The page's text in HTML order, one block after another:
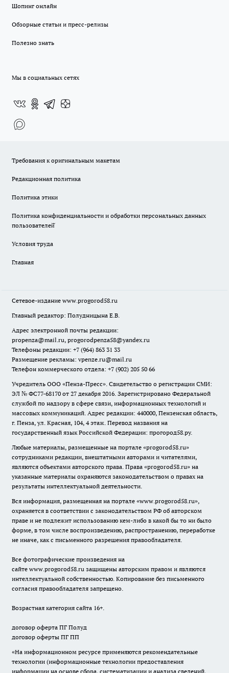
Шопинг онлайн
Обзорные статьи и пресс-релизы
Полезно знать
Мы в социальных сетях
Требования к оригинальным макетам
Редакционная политика
Политика этики
Политика конфиденциальности и обработки персональных данных
пользователей̆
Условия труда
Главная
Сетевое-издание www.progorod58.ru
Главный редактор: Полудницына Е.В.
Адрес электронной почты редакции:
propenza@mail.ru, progorodpenza58@yandex.ru
Телефоны редакции: +7 (964) 863 31 33
Размещение рекламы: vpenze.ru@mail.ru
Телефон коммерческого отдела: +7 (902) 205 50 66
Учредитель ООО «Пенза-Пресс». Свидетельство о регистрации СМИ:
ЭЛ № ФС77-68170 от 27 декабря 2016. Зарегистрировано Федеральной
службой по надзору в сфере связи, информационных технологий и
массовых коммуникаций. Адрес редакции: 440000, Пензенская область,
г. Пенза, ул. Красная, 104, 4 этаж. Перевод названия на
государственный язык Российской Федерации: прогород58.ру.
Любые материалы, размещенные на портале «progorod58.ru»
сотрудниками редакции, внештатными авторами и читателями,
являются объектами авторского права. Права «progorod58.ru» на
указанные материалы охраняются законодательством о правах на
результаты интеллектуальной деятельности.
Вся информация, размещенная на портале «www.progorod58.ru»,
охраняется в соответствии с законодательством РФ об авторском
праве и не подлежит использованию кем-либо в какой бы то ни было
форме, в том числе воспроизведению, распространению, переработке
не иначе, как с письменного разрешения правообладателя.
Все фотографические произведения на
сайте www.progorod58.ru защищены авторским правом и являются
интеллектуальной собственностью. Копирование без письменного
согласия правообладателя запрещено.
Возрастная категория сайта 16+.
договор оферта ПГ Полуд
договор оферты ПГ ПП
«На информационном ресурсе применяются рекомендательные
технологии (информационные технологии предоставления
информации на основе сбора, систематизации и анализа сведений,